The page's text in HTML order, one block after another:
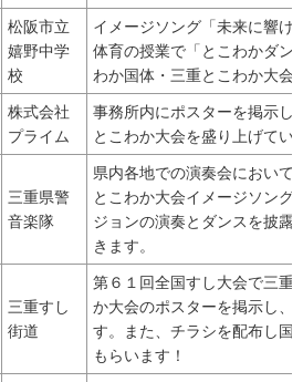
松阪市立
嬉野中学
校
イメージソング「未来に響け
体育の授業で「とこわかダン
わか国体・三重とこわか大会
株式会社
プライム
事務所内にポスターを掲示し
とこわか大会を盛り上げてい
三重県警
音楽隊
県内各地での演奏会において
とこわか大会イメージソング
ジョンの演奏とダンスを披露
きます。
三重すし
街道
第６１回全国すし大会で三重
か大会のポスターを掲示し、
す。また、チラシを配布し国
もらいます！